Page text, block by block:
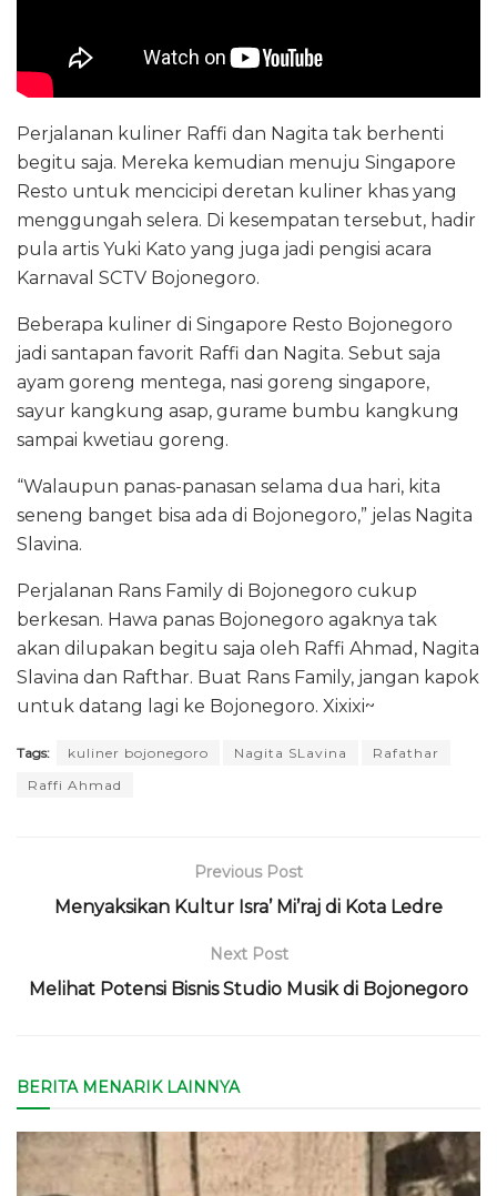
Perjalanan kuliner Raffi dan Nagita tak berhenti
begitu saja. Mereka kemudian menuju Singapore
Resto untuk mencicipi deretan kuliner khas yang
menggungah selera. Di kesempatan tersebut, hadir
pula artis Yuki Kato yang juga jadi pengisi acara
Karnaval SCTV Bojonegoro.
Beberapa kuliner di Singapore Resto Bojonegoro
jadi santapan favorit Raffi dan Nagita. Sebut saja
ayam goreng mentega, nasi goreng singapore,
sayur kangkung asap, gurame bumbu kangkung
sampai kwetiau goreng.
“Walaupun panas-panasan selama dua hari, kita
seneng banget bisa ada di Bojonegoro,” jelas Nagita
Slavina.
Perjalanan Rans Family di Bojonegoro cukup
berkesan. Hawa panas Bojonegoro agaknya tak
akan dilupakan begitu saja oleh Raffi Ahmad, Nagita
Slavina dan Rafthar. Buat Rans Family, jangan kapok
untuk datang lagi ke Bojonegoro. Xixixi~
Tags: kuliner bojonegoro Nagita SLavina
Rafathar
Raffi Ahmad
Previous Post
Menyaksikan Kultur Isra’ Mi’raj di Kota Ledre
Next Post
Melihat Potensi Bisnis Studio Musik di Bojonegoro
BERITA MENARIK LAINNYA